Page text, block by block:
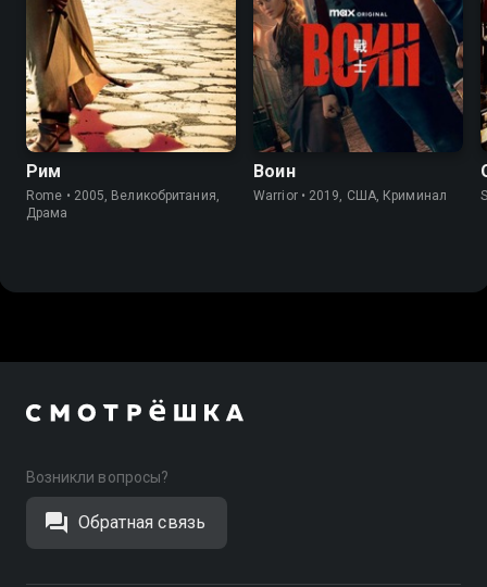
8.4 8.7
Рим
Rome • 2005, Великобритания,
Драма
8.2 8.4
Воин
Warrior • 2019, США, Криминал
Возникли вопросы?
Обратная связь